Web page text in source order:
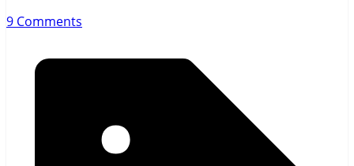
9 Comments